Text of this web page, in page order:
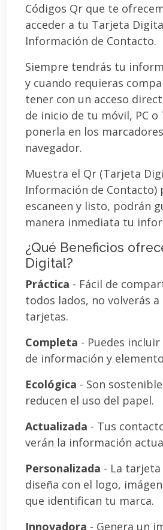
Códigos Qr que te
acceder a tu Tarjeta
Información de Contacto.
Siempre tendrás tu
y cuando requieras
tener con un acceso
de inicio de tu móvil, PC o
ponerla en los
navegador.
Muestra el Qr (Tarjeta
Información de Contacto)
escaneen y listo, podrán
manera inmediata tu
¿Qué Beneficios
Digital?
Práctica - Fácil de
todos lados, no volverás
tarjetas.
Completa - Puedes
de información y
Ecológica - Son
reducen el uso del papel.
Actualizada - Tus
verán la información
Personalizada - La
diseña con el logo,
que identifican tu marca.
Innovadora - Genera un